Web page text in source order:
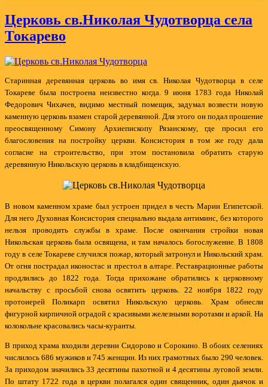
Церковь св.Николая Чудотворца села
Токарево
Старинная деревянная церковь во имя св. Николая Чудотворца в селе
Токареве была построена неизвестно когда. 9 июня 1783 года Николай
Федорович Чихачев, видимо местный помещик, задумал возвести новую
каменную церковь взамен старой деревянной. Для этого он подал прошение
преосвященному Симону Архиепископу Рязанскому, где просил его
благословения на постройку церкви. Консистория в том же году дала
согласие на строительство, при этом постановила обратить старую
деревянную Никольскую церковь в кладбищенскую.
В новом каменном храме был устроен придел в честь Марии Египетской.
Для него Духовная Консистория специально выдала антиминс, без которого
нельзя проводить службы в храме. После окончания стройки новая
Никольская церковь была освящена, и там началось богослужение. В 1808
году в селе Токареве случился пожар, который затронул и Никольский храм.
От огня пострадал иконостас и престол в алтаре. Реставрационные работы
продлились до 1822 года. Тогда прихожане обратились к церковному
начальству с просьбой снова освятить церковь. 22 ноября 1822 году
протоиерей Поликарп освятил Никольскую церковь. Храм обнесли
фигурной кирпичной оградой с красивыми железными воротами и аркой. На
колокольне красовались часы-куранты.
В приход храма входили деревни Сидорово и Сорокино. В обоих селениях
числилось 686 мужиков и 745 женщин. Из них грамотных было 290 человек.
За приходом значились 33 десятины пахотной и 4 десятины луговой земли.
По штату 1722 года в церкви полагался один священник, один дьячок и